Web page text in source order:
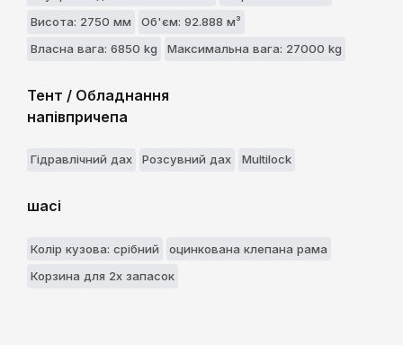
Висота: 2750 мм
Об'єм: 92.888 м³
Власна вага: 6850 kg
Максимальна вага: 27000 kg
Тент / Обладнання
напівпричепа
Гідравлічний дах Розсувний дах Multilock
шасі
Колір кузова: срібний
оцинкована клепана рама
Корзина для 2х запасок